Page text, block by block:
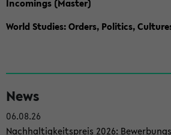
Incomings (Master)
World Studies: Orders, Politics,
e
i
News
06.08.26
Nachhaltigkeitspreis 2026: